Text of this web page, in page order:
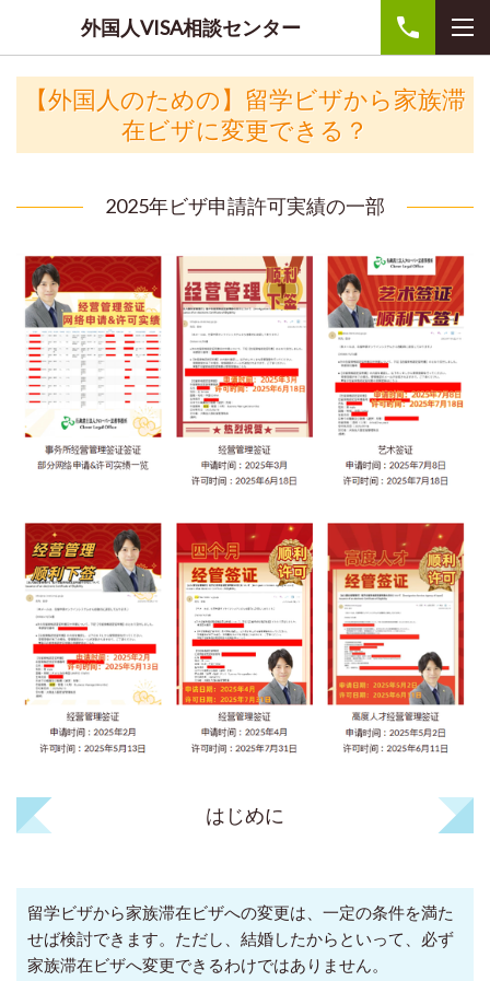
外国人VISA相談センター
【外国人のための】留学ビザから家族滞
在ビザに変更できる？
2025年ビザ申請許可実績の一部
はじめに
留学ビザから家族滞在ビザへの変更は、一定の条件を満た
せば検討できます。ただし、結婚したからといって、必ず
家族滞在ビザへ変更できるわけではありません。